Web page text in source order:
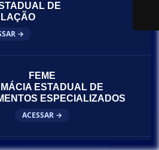
DE
→
FEME
ESTADUAL DE
ESPECIALIZADOS
ACESSAR →